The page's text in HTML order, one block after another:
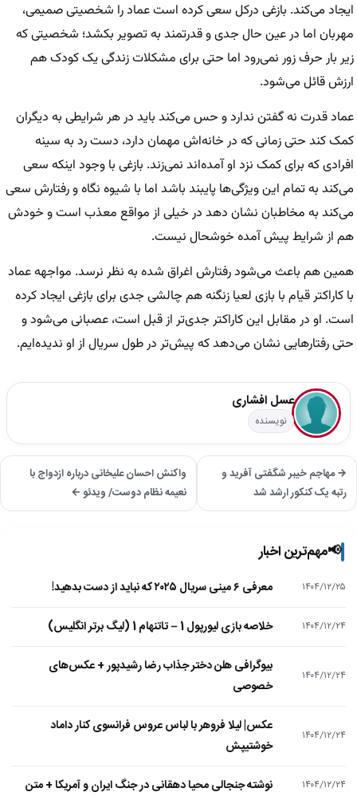
ایجاد می‌کند. بازغی درکل سعی کرده است عماد را شخصیتی صمیمی،
مهربان اما در عین حال جدی و قدرتمند به تصویر بکشد؛ شخصیتی که
زیر بار حرف زور نمی‌رود اما حتی برای مشکلات زندگی یک کودک هم
ارزش قائل می‌شود.
عماد قدرت نه گفتن ندارد و حس می‌کند باید در هر شرایطی به دیگران
کمک کند حتی زمانی که در خانه‌اش مهمان دارد، دست رد به سینه
افرادی که برای کمک نزد او آمده‌اند نمی‌زند. بازغی با وجود اینکه سعی
می‌کند به تمام این ویژگی‌ها پایبند باشد اما با شیوه نگاه و رفتارش سعی
می‌کند به مخاطبان نشان دهد در خیلی از مواقع معذب است و خودش
هم از شرایط پیش آمده خوشحال نیست.
همین هم باعث می‌شود رفتارش اغراق شده به نظر نرسد. مواجهه عماد
با کاراکتر قیام با بازی لعیا زنگنه هم چالشی جدی برای بازغی ایجاد کرده
است. او در مقابل این کاراکتر جدی‌تر از قبل است، عصبانی می‌شود و
حتی رفتارهایی نشان می‌دهد که پیش‌تر در طول سریال از او ندیده‌ایم.
عسل افشاری
نویسنده
→ مهاجم خیبر شگفتی آفرید و
رتبه یک کنکور ارشد شد
واکنش احسان علیخانی درباره ازدواج با
نعیمه نظام دوست/ ویدئو ←
📢مهم‌ترین اخبار
۱۴۰۴/۱۲/۲۵ معرفی ۶ مینی سریال ۲۰۲۵ که نباید از دست بدهید!
۱۴۰۴/۱۲/۲۴ خلاصه بازی لیورپول 1 – تاتنهام 1 (لیگ برتر انگلیس)
۱۴۰۴/۱۲/۲۴
بیوگرافی هلن دختر جذاب رضا رشیدپور + عکس‌های
خصوصی
۱۴۰۴/۱۲/۲۴
عکس| لیلا فروهر با لباس عروس فرانسوی کنار داماد
خوشتیپش
۱۴۰۴/۱۲/۲۴ نوشته جنجالی محیا دهقانی در جنگ ایران و آمریکا + متن